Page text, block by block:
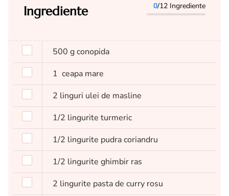
Ingrediente 0/12 Ingrediente
500 gconopida
1 ceapa mare
2 linguri ulei de masline
1/2 lingurite turmeric
1/2 lingurite pudra coriandru
1/2 lingurite ghimbir ras
2 lingurite pasta de curry rosu